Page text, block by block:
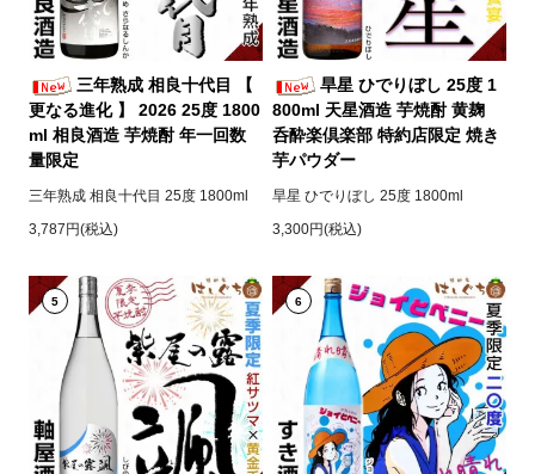
三年熟成 相良十代目 【
更なる進化 】 2026 25度 1800
ml 相良酒造 芋焼酎 年一回数
量限定
三年熟成 相良十代目 25度 1800ml
3,787円(税込)
旱星 ひでりぼし 25度 1
800ml 天星酒造 芋焼酎 黄麹
呑酔楽倶楽部 特約店限定 焼き
芋パウダー
旱星 ひでりぼし 25度 1800ml
3,300円(税込)
5 6